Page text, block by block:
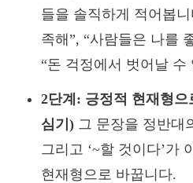
들을 솔직하게 적어봅
족해”, “사람들은 나를
“돈 걱정에서 벗어날 수
2단계: 긍정적 현재형
심기) 그 문장을 정반대
그리고 ‘~할 것이다’가
현재형으로 바꿉니다.